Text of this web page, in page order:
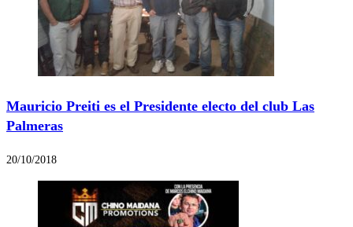
Mauricio Preiti es el Presidente electo del club Las
Palmeras
20/10/2018